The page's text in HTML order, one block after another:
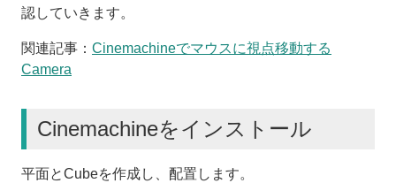
認していきます。
関連記事： Cinemachineでマウスに視点移動する
Camera
Cinemachineをインストール
平面とCubeを作成し、配置します。